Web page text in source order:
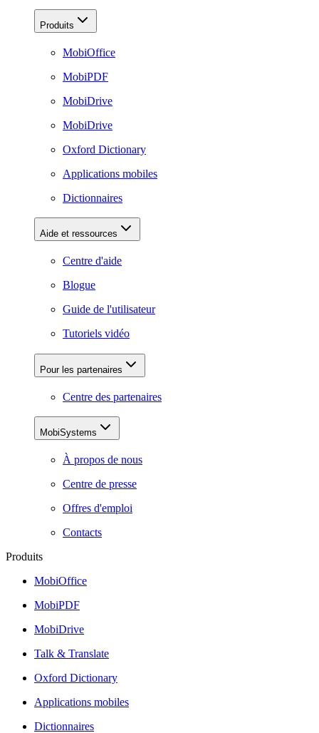
Produits
MobiOffice
MobiPDF
MobiDrive
MobiDrive
Oxford Dictionary
Applications mobiles
Dictionnaires
Aide et ressources
Centre d'aide
Blogue
Guide de l'utilisateur
Tutoriels vidéo
Pour les partenaires
Centre des partenaires
MobiSystems
À propos de nous
Centre de presse
Offres d'emploi
Contacts
Produits
MobiOffice
MobiPDF
MobiDrive
Talk & Translate
Oxford Dictionary
Applications mobiles
Dictionnaires